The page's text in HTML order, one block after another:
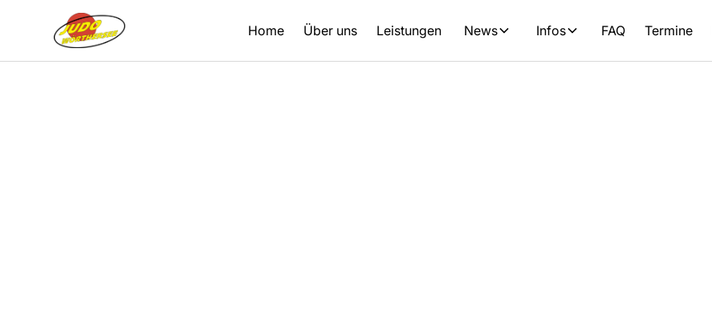
Home Über uns Leistungen News Infos FAQ Termine